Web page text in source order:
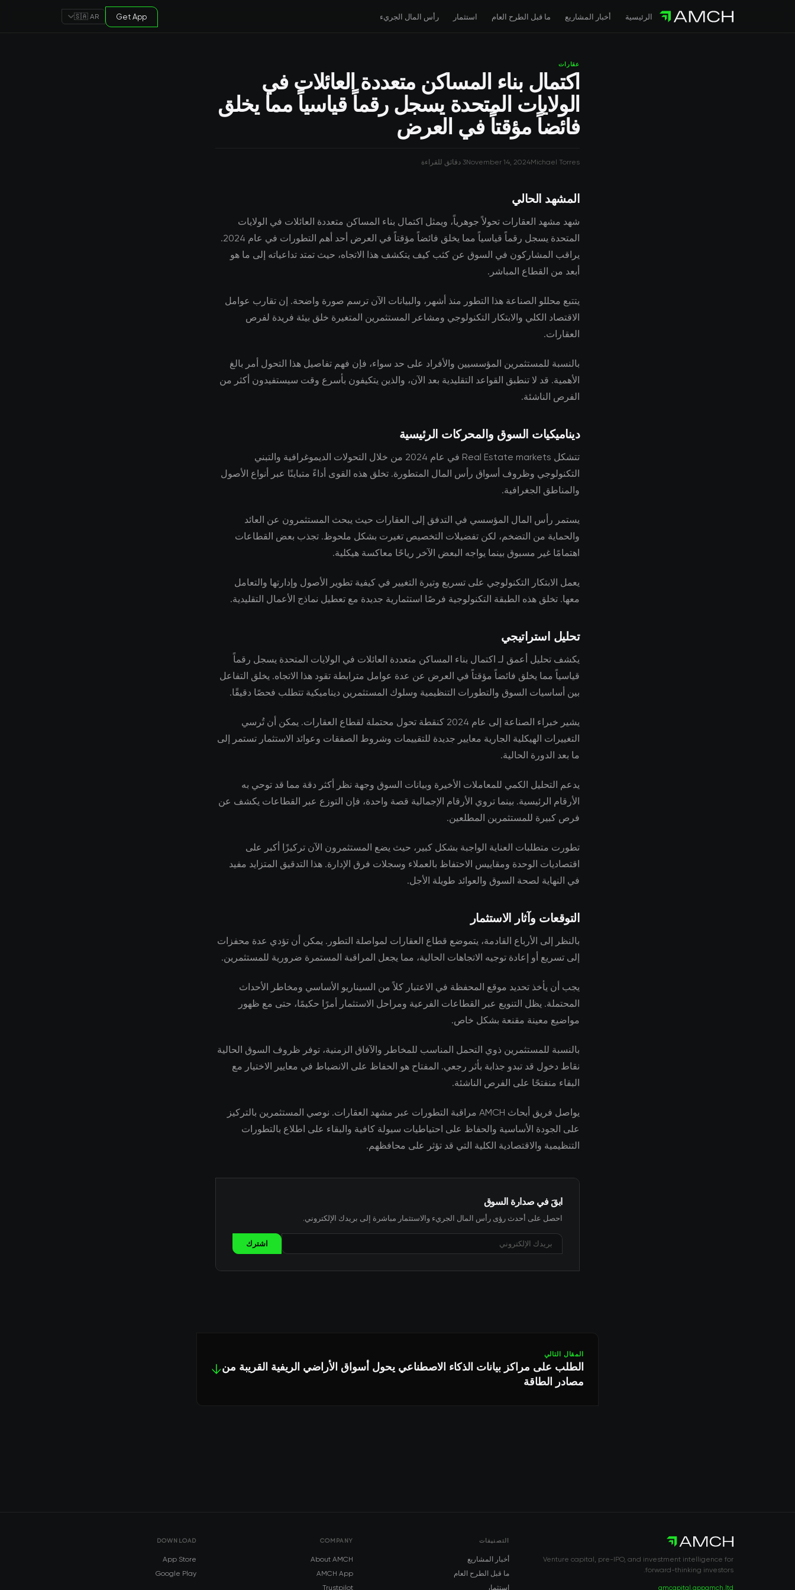
الرئيسية أخبار المشاريع ما قبل الطرح العام استثمار رأس المال الجريء 🇸🇦 AR Get App
عقارات
اكتمال بناء المساكن متعددة العائلات في
الولايات المتحدة يسجل رقماً قياسياً مما يخلق
فائضاً مؤقتاً في العرض
Michael Torres
November 14, 20243 دقائق للقراءة
المشهد الحالي
شهد مشهد العقارات تحولاً جوهرياً، ويمثل اكتمال بناء المساكن متعددة العائلات في الولايات
المتحدة يسجل رقماً قياسياً مما يخلق فائضاً مؤقتاً في العرض أحد أهم التطورات في عام 2024.
يراقب المشاركون في السوق عن كثب كيف يتكشف هذا الاتجاه، حيث تمتد تداعياته إلى ما هو
أبعد من القطاع المباشر.
يتتبع محللو الصناعة هذا التطور منذ أشهر، والبيانات الآن ترسم صورة واضحة. إن تقارب عوامل
الاقتصاد الكلي والابتكار التكنولوجي ومشاعر المستثمرين المتغيرة خلق بيئة فريدة لفرص
العقارات.
بالنسبة للمستثمرين المؤسسيين والأفراد على حد سواء، فإن فهم تفاصيل هذا التحول أمر بالغ
الأهمية. قد لا تنطبق القواعد التقليدية بعد الآن، والذين يتكيفون بأسرع وقت سيستفيدون أكثر من
الفرص الناشئة.
ديناميكيات السوق والمحركات الرئيسية
تتشكل Real Estate markets في عام 2024 من خلال التحولات الديموغرافية والتبني
التكنولوجي وظروف أسواق رأس المال المتطورة. تخلق هذه القوى أداءً متباينًا عبر أنواع الأصول
والمناطق الجغرافية.
يستمر رأس المال المؤسسي في التدفق إلى العقارات حيث يبحث المستثمرون عن العائد
والحماية من التضخم، لكن تفضيلات التخصيص تغيرت بشكل ملحوظ. تجذب بعض القطاعات
اهتمامًا غير مسبوق بينما يواجه البعض الآخر رياحًا معاكسة هيكلية.
يعمل الابتكار التكنولوجي على تسريع وتيرة التغيير في كيفية تطوير الأصول وإدارتها والتعامل
معها. تخلق هذه الطبقة التكنولوجية فرصًا استثمارية جديدة مع تعطيل نماذج الأعمال التقليدية.
تحليل استراتيجي
يكشف تحليل أعمق لـ اكتمال بناء المساكن متعددة العائلات في الولايات المتحدة يسجل رقماً
قياسياً مما يخلق فائضاً مؤقتاً في العرض عن عدة عوامل مترابطة تقود هذا الاتجاه. يخلق التفاعل
بين أساسيات السوق والتطورات التنظيمية وسلوك المستثمرين ديناميكية تتطلب فحصًا دقيقًا.
يشير خبراء الصناعة إلى عام 2024 كنقطة تحول محتملة لقطاع العقارات. يمكن أن تُرسي
التغييرات الهيكلية الجارية معايير جديدة للتقييمات وشروط الصفقات وعوائد الاستثمار تستمر إلى
ما بعد الدورة الحالية.
يدعم التحليل الكمي للمعاملات الأخيرة وبيانات السوق وجهة نظر أكثر دقة مما قد توحي به
الأرقام الرئيسية. بينما تروي الأرقام الإجمالية قصة واحدة، فإن التوزع عبر القطاعات يكشف عن
فرص كبيرة للمستثمرين المطلعين.
تطورت متطلبات العناية الواجبة بشكل كبير، حيث يضع المستثمرون الآن تركيزًا أكبر على
اقتصاديات الوحدة ومقاييس الاحتفاظ بالعملاء وسجلات فرق الإدارة. هذا التدقيق المتزايد مفيد
في النهاية لصحة السوق والعوائد طويلة الأجل.
التوقعات وآثار الاستثمار
بالنظر إلى الأرباع القادمة، يتموضع قطاع العقارات لمواصلة التطور. يمكن أن تؤدي عدة محفزات
إلى تسريع أو إعادة توجيه الاتجاهات الحالية، مما يجعل المراقبة المستمرة ضرورية للمستثمرين.
يجب أن يأخذ تحديد موقع المحفظة في الاعتبار كلاً من السيناريو الأساسي ومخاطر الأحداث
المحتملة. يظل التنويع عبر القطاعات الفرعية ومراحل الاستثمار أمرًا حكيمًا، حتى مع ظهور
مواضيع معينة مقنعة بشكل خاص.
بالنسبة للمستثمرين ذوي التحمل المناسب للمخاطر والآفاق الزمنية، توفر ظروف السوق الحالية
نقاط دخول قد تبدو جذابة بأثر رجعي. المفتاح هو الحفاظ على الانضباط في معايير الاختيار مع
البقاء منفتحًا على الفرص الناشئة.
يواصل فريق أبحاث AMCH مراقبة التطورات عبر مشهد العقارات. نوصي المستثمرين بالتركيز
على الجودة الأساسية والحفاظ على احتياطيات سيولة كافية والبقاء على اطلاع بالتطورات
التنظيمية والاقتصادية الكلية التي قد تؤثر على محافظهم.
ابقَ في صدارة السوق
احصل على أحدث رؤى رأس المال الجريء والاستثمار مباشرة إلى بريدك الإلكتروني.
اشترك
المقال التالي
الطلب على مراكز بيانات الذكاء الاصطناعي يحول أسواق الأراضي الريفية القريبة من
مصادر الطاقة
↓
Venture capital, pre-IPO, and investment intelligence for
forward-thinking investors.
amch.ltd
amcapital.app
التصنيفات
أخبار المشاريع
ما قبل الطرح العام
استثمار
COMPANY
About AMCH
AMCH App
Trustpilot
DOWNLOAD
App Store
Google Play